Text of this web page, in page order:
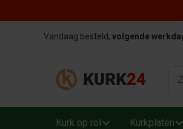
Vandaag besteld, volgende
Kurk op rol Kurkplaten